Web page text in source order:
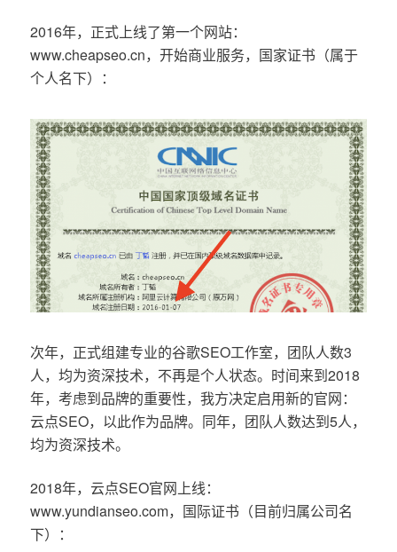
2016年，正式上线了第一个网站：
www.cheapseo.cn，开始商业服务，国家证书（属于
个人名下）：
次年，正式组建专业的谷歌SEO工作室，团队人数3
人，均为资深技术，不再是个人状态。时间来到2018
年，考虑到品牌的重要性，我方决定启用新的官网：
云点SEO，以此作为品牌。同年，团队人数达到5人，
均为资深技术。
2018年，云点SEO官网上线：
www.yundianseo.com，国际证书（目前归属公司名
下）：